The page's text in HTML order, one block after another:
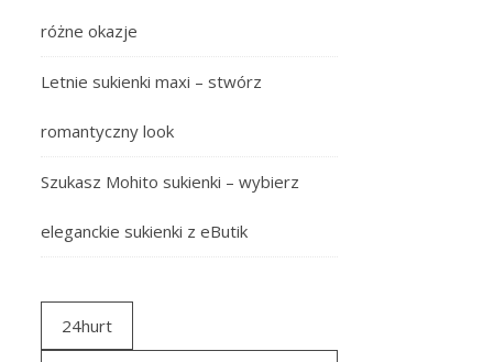
różne okazje
Letnie sukienki maxi – stwórz
romantyczny look
Szukasz Mohito sukienki – wybierz
eleganckie sukienki z eButik
24hurt